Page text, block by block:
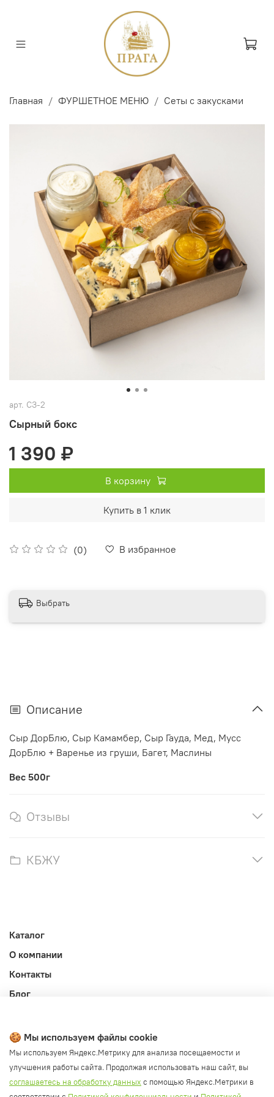
Главная ФУРШЕТНОЕ МЕНЮ Сеты с закусками
арт. СЗ-2
Сырный бокс
(0) В избранное
1 390 ₽
В корзину
Купить в 1 клик
Выбрать
Описание
Сыр ДорБлю, Сыр Камамбер, Сыр Гауда, Мед, Мусс
ДорБлю + Варенье из груши, Багет, Маслины
Вес 500г
Отзывы
КБЖУ
Каталог
О компании
Контакты
Блог
Публичная оферта
Политика конфиденциальности и обработки ПД
Согласие на обработку ПД
Согласие на рассылку
🍪 Мы используем файлы cookie
Мы используем Яндекс.Метрику для анализа посещаемости и
улучшения работы сайта. Продолжая использовать наш сайт, вы
соглашаетесь на обработку данных с помощью Яндекс.Метрики в